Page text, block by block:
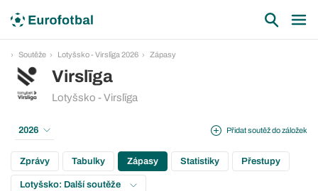
Soutěže Lotyšsko - Virslīga 2026 Zápasy
Virslīga
Lotyšsko - Virslīga
Přidat soutěž do záložek
2026
Zprávy Tabulky Zápasy Statistiky Přestupy
Lotyšsko: Další soutěže